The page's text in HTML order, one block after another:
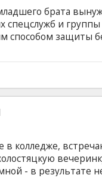
брата
спецслужб и группы
способом защиты
языках.
колледже,
- в результате